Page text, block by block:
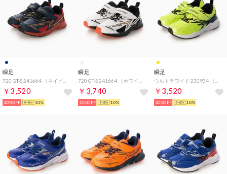
瞬足
￥3,520
20%OFF 10%
瞬足
￥3,740
15%OFF 10%
瞬足
￥3,520
20%OFF 10%